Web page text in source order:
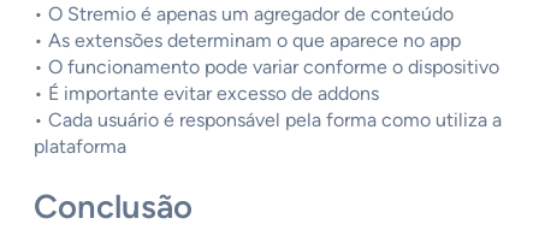
• O Stremio é apenas um agregador de conteúdo
• As extensões determinam o que aparece no app
• O funcionamento pode variar conforme o dispositivo
• É importante evitar excesso de addons
• Cada usuário é responsável pela forma como utiliza a
plataforma
Conclusão